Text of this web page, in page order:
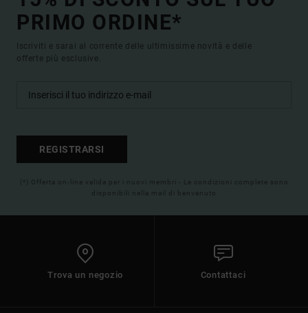
PRIMO ORDINE*
Iscriviti e sarai al corrente delle ultimissime novità e delle
offerte più esclusive.
REGISTRARSI
(*) Offerta on-line valida per i nuovi membri - Le condizioni complete sono
disponibili nella mail di benvenuto
Trova un negozio Contattaci